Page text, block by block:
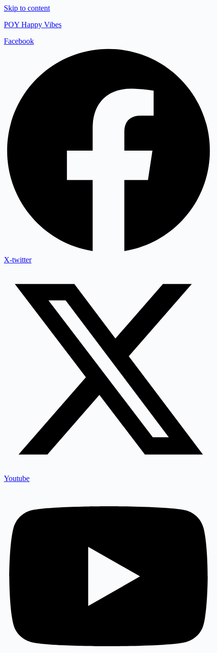
Skip to content
POY Happy Vibes
Facebook
X-twitter
Youtube